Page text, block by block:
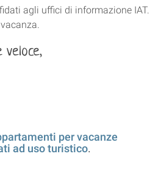
agli uffici di informazione IAT.
per vacanze
ad uso turistico.